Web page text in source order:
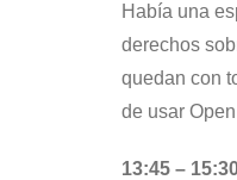
Había una
derechos
quedan con
de usar
13:45 –